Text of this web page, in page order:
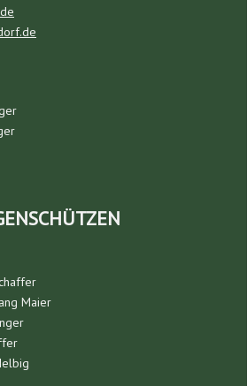
Maier